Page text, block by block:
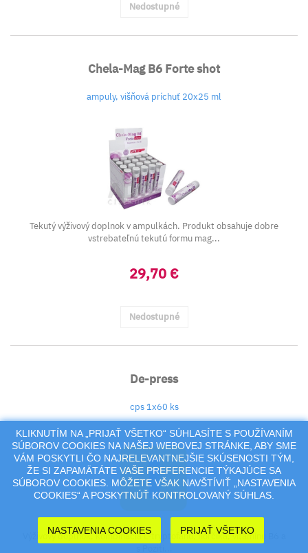
Nedostupné
Chela-Mag B6 Forte shot
ampuly, višňová príchuť 20x25 ml
Tekutý výživový doplnok v ampulkách. Produkt obsahuje dobre
vstrebateľnú tekutú formu mag...
29,70 €
Nedostupné
De-press
cps 1x60 ks
Výživový doplnok, kombinácia L-tryptofánu, horčíka, vitamínu B6 a
KLIKNUTÍM NA „PRIJAŤ VŠETKO“ SÚHLASÍTE S POUŽÍVANÍM
SÚBOROV COOKIES NA NAŠEJ WEBOVEJ STRÁNKE, ABY SME
VÁM POSKYTLI ČO NAJRELEVANTNEJŠIE SKÚSENOSTI TÝM,
ŽE SI ZAPAMÄTÁTE VAŠE PREFERENCIE TÝKAJÚCE SA
SÚBOROV COOKIES. MÔŽETE VŠAK NAVŠTÍVIŤ „NASTAVENIA
COOKIES“ A POSKYTNÚŤ KONTROLOVANÝ SÚHLAS.
NASTAVENIA COOKIES PRIJAŤ VŠETKO